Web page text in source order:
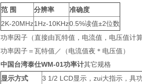
范 围
分辨率
准确度
2K-20MHz1Hz-10KHz0.5%读值±2位数
功率因子（直接由瓦特值，电流值，电压值计
功率因子＝瓦特值／（电流值夜＊电压值）
中国台湾泰仕WM-01功率计其它规格
显示方式
3 1/2 LCD显示，zui大指示，具